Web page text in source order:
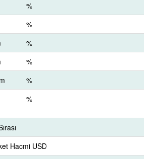
%
%
%
%
%
%
Hacmi USD